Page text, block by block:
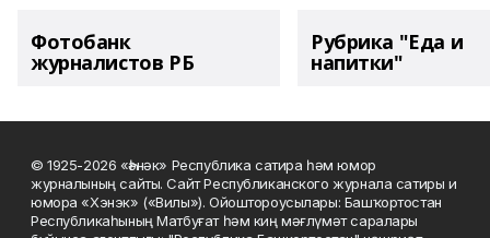
Фотобанк
журналистов РБ
Рубрика "Еда и
напитки"
© 1925-2026 «Һәнәк» Республика сатира һәм юмор
журналының сайты. Сайт Республиканского журнала сатиры и
юмора «Хэнэк» («Вилы»). Ойоштороусылары: Башҡортостан
Республикаһының Матбуғат һәм киң мәғлүмәт саралары